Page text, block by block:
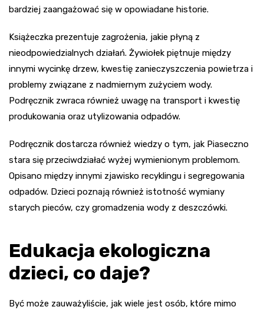
bardziej zaangażować się w opowiadane historie.
Książeczka prezentuje zagrożenia, jakie płyną z
nieodpowiedzialnych działań. Żywiołek piętnuje między
innymi wycinkę drzew, kwestię zanieczyszczenia powietrza i
problemy związane z nadmiernym zużyciem wody.
Podręcznik zwraca również uwagę na transport i kwestię
produkowania oraz utylizowania odpadów.
Podręcznik dostarcza również wiedzy o tym, jak Piaseczno
stara się przeciwdziałać wyżej wymienionym problemom.
Opisano między innymi zjawisko recyklingu i segregowania
odpadów. Dzieci poznają również istotność wymiany
starych pieców, czy gromadzenia wody z deszczówki.
Edukacja ekologiczna
dzieci, co daje?
Być może zauważyliście, jak wiele jest osób, które mimo